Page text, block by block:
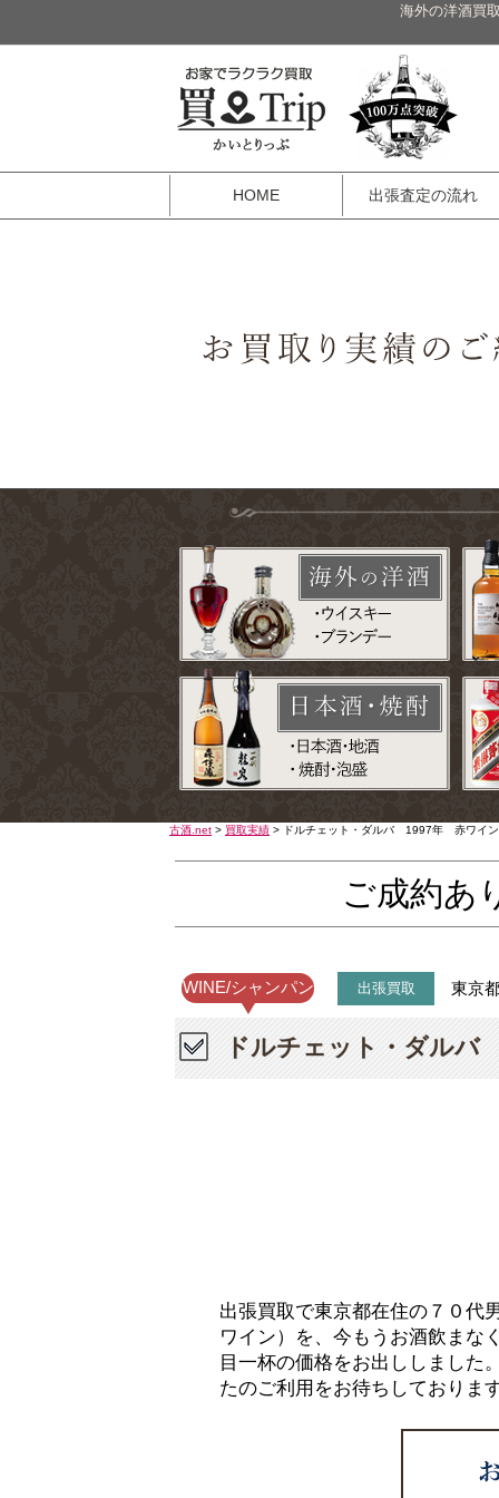
海外の洋酒買
HOME 出張査定の流れ
古酒.net > 買取実績 > ドルチェット・ダルバ 1997年 赤ワイ
ご成約あ
WINE/シャンパン 出張買取 東京
ドルチェット・ダル
出張買取で東京都在住の７０
ワイン）を、今もうお酒飲まな
目一杯の価格をお出ししました
たのご利用をお待ちしておりま